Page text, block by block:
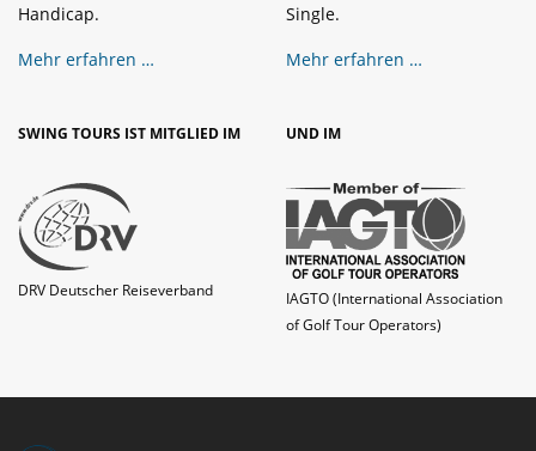
Handicap.
Mehr erfahren …
Single.
Mehr erfahren …
SWING TOURS IST MITGLIED IM
DRV Deutscher Reiseverband
UND IM
IAGTO (International Association
of Golf Tour Operators)